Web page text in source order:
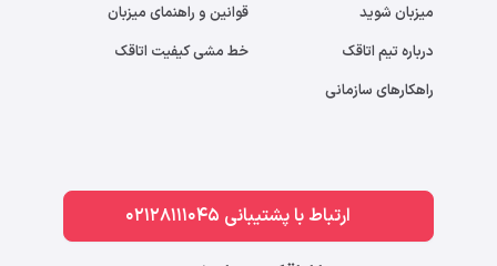
میزبان شوید
درباره تیم اتاقک
راهکارهای سازمانی
قوانین و راهنمای میزبان
خط مشی کیفیت اتاقک
ارتباط با پشتیبانی 02128111045